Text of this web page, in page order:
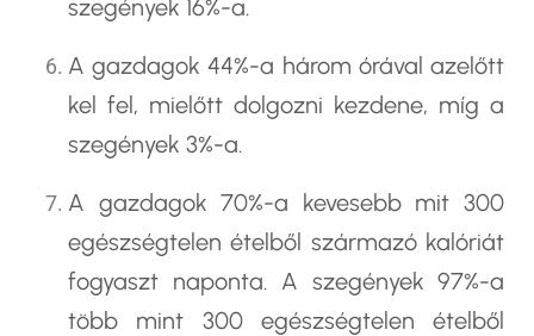
szegények 16%-a.
A gazdagok 44%-a három órával azelőtt
kel fel, mielőtt dolgozni kezdene, míg a
szegények 3%-a.
A gazdagok 70%-a kevesebb mit 300
egészségtelen ételből származó kalóriát
fogyaszt naponta. A szegények 97%-a
több mint 300 egészségtelen ételből